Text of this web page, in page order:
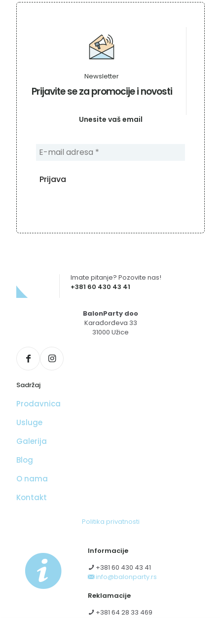
Prijavite se za promocije i novosti
Newsletter
Unesite vaš email
+381 60 430 43 41
Imate pitanje? Pozovite nas!
BalonParty doo
Karađorđeva 33
31000 Užice
Sadržaj
Prodavnica
Usluge
Galerija
Blog
O nama
Kontakt
Politika privatnosti
Informacije
+381 60 430 43 41
info@balonparty.rs
Reklamacije
+381 64 28 33 469